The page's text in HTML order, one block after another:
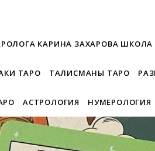
КАРИНА ЗАХАРОВА ШКОЛА
ТАРО ТАЛИСМАНЫ ТАРО
АСТРОЛОГИЯ НУМЕРОЛОГИЯ